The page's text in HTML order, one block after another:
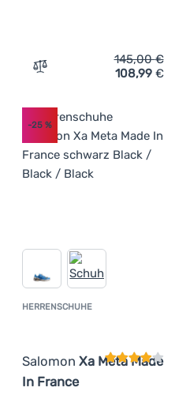
Zum Vergleich 'Herren
145,00€
108,99 €
HERRENSCHUHE
Salomon Xa Meta Made
In France
-25 %